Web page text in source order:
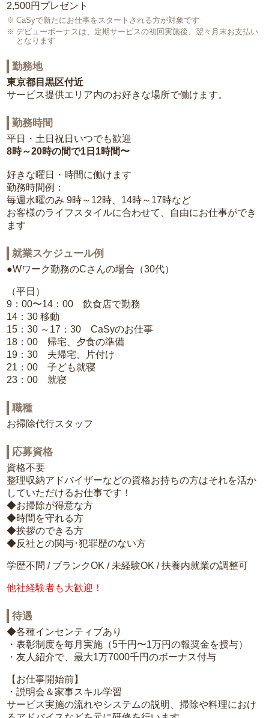
2,500円プレゼント
CaSyで新たにお仕事をスタートされる方が対象です
デビューボーナスは、定期サービスの初回実施後、翌々月末お支払い
となります
勤務地
東京都目黒区付近
サービス提供エリア内のお好きな場所で働けます。
勤務時間
平日・土日祝日いつでも歓迎
8時～20時の間で1日1時間〜
好きな曜日・時間に働けます
勤務時間例：
毎週水曜のみ 9時～12時、14時～17時など
お客様のライフスタイルに合わせて、自由にお仕事ができ
ます
就業スケジュール例
●Wワーク勤務のCさんの場合（30代）
（平日）
9：00〜14：00 飲食店で勤務
14：30 移動
15：30 ～17：30 CaSyのお仕事
18：00 帰宅、夕食の準備
19：30 夫帰宅、片付け
21：00 子ども就寝
23：00 就寝
職種
お掃除代行スタッフ
応募資格
資格不要
整理収納アドバイザーなどの資格お持ちの方はそれを活か
していただけるお仕事です！
◆お掃除が得意な方
◆時間を守れる方
◆挨拶のできる方
◆反社との関与･犯罪歴のない方
学歴不問 / ブランクOK / 未経験OK / 扶養内就業の調整可
他社経験者も大歓迎！
待遇
◆各種インセンティブあり
・表彰制度を毎月実施（5千円〜1万円の報奨金を授与）
・友人紹介で、最大1万7000千円のボーナス付与
【お仕事開始前】
・説明会＆家事スキル学習
サービス実施の流れやシステムの説明、掃除や料理におけ